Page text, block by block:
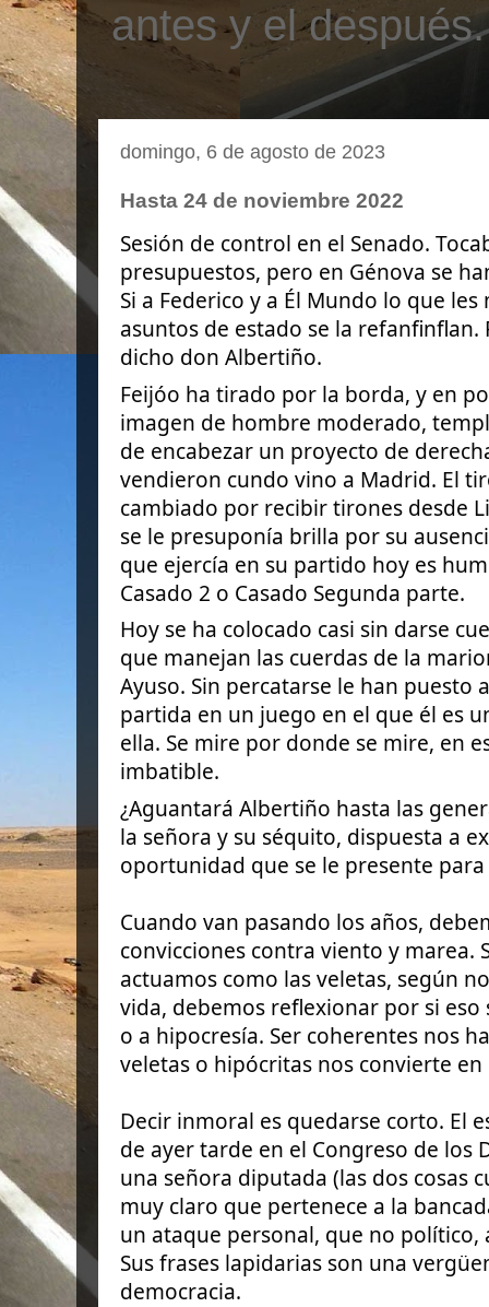
antes y el después.
domingo, 6 de agosto de 2023
Hasta 24 de noviembre 2022
Sesión de control en el Senado.
presupuestos, pero en Génova se
Si a Federico y a Él Mundo lo que
asuntos de estado se la refanfinflan.
dicho don Albertiño.
Feijóo ha tirado por la borda, y en
imagen de hombre moderado,
de encabezar un proyecto de
vendieron cundo vino a Madrid. El
cambiado por recibir tirones desde
se le presuponía brilla por su
que ejercía en su partido hoy es
Casado 2 o Casado Segunda parte.
Hoy se ha colocado casi sin darse
que manejan las cuerdas de la
Ayuso. Sin percatarse le han puesto
partida en un juego en el que él es
ella. Se mire por donde se mire, en
imbatible.
¿Aguantará Albertiño hasta las
la señora y su séquito, dispuesta a
oportunidad que se le presente
Cuando van pasando los años,
convicciones contra viento y marea.
actuamos como las veletas, según
vida, debemos reflexionar por si
o a hipocresía. Ser coherentes nos
veletas o hipócritas nos convierte en
Decir inmoral es quedarse corto. El
de ayer tarde en el Congreso de los
una señora diputada (las dos cosas
muy claro que pertenece a la
un ataque personal, que no
Sus frases lapidarias son una
democracia.